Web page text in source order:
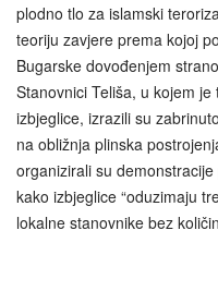
plodno tlo za islamski
teoriju zavjere prema kojoj
Bugarske dovođenjem
Stanovnici Teliša, u kojem
izbjeglice, izrazili su
na obližnja plinska
organizirali su
kako izbjeglice “oduzimaju
lokalne stanovnike bez